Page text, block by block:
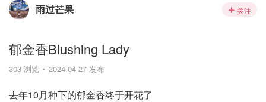
雨过芒果 关注
郁金香Blushing Lady
303 浏览 2024-04-27 发布
去年10月种下的郁金香终于开花了